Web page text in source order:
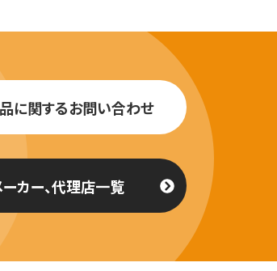
に関するお問い合わせ
ーカー、代理店一覧